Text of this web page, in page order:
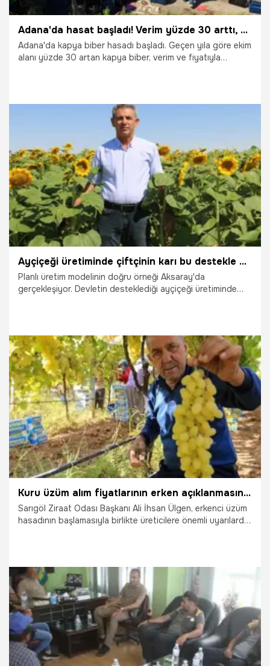
Adana'da hasat başladı! Verim yüzde 30 arttı, fiyatı 17 liraya kadar düştü
Adana'da kapya biber hasadı başladı. Geçen yıla göre ekim
alanı yüzde 30 artan kapya biber, verim ve fiyatıyla
30.07.2026 Adana
Ayçiçeği üretiminde çiftçinin karı bu destekle artacak: Aksaray'da devlet desteği başlıyor
Planlı üretim modelinin doğru örneği Aksaray'da
gerçekleşiyor. Devletin desteklediği ayçiçeği üretiminde
29.07.2026 Gündem
Kuru üzüm alım fiyatlarının erken açıklanmasını bekliyor! Manisalı üreticilere kritik uyarı: Üzümlerinizi peşin ya da güvenilir firmalara verin
Sarıgöl Ziraat Odası Başkanı Ali İhsan Ülgen, erkenci üzüm
hasadının başlamasıyla birlikte üreticilere önemli uyarılarda
Ofisi'nin (TMO) kuru üzüm alım fiyatını Ağustos ayı başında
açıklaması gerektiğini söyledi.
24.07.2026 Manisa